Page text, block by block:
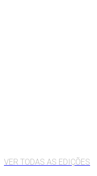
VER TODAS AS EDIÇÕES